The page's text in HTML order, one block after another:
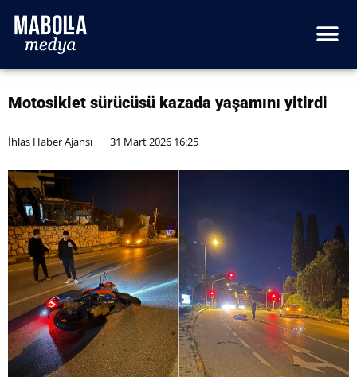
Motosiklet sürücüsü kazada yaşamını yitirdi
İhlas Haber Ajansı 31 Mart 2026 16:25